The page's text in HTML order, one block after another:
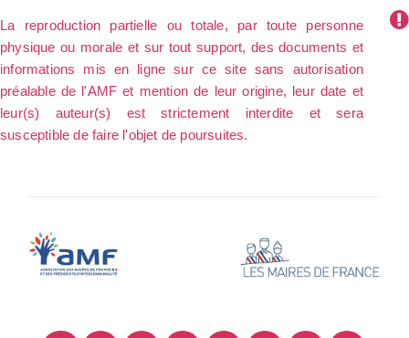
La reproduction partielle ou totale, par toute personne
physique ou morale et sur tout support, des documents et
informations mis en ligne sur ce site sans autorisation
préalable de l'AMF et mention de leur origine, leur date et
leur(s) auteur(s) est strictement interdite et sera
susceptible de faire l'objet de poursuites.